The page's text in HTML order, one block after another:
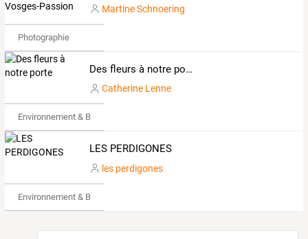
Martine Schnoering
Photographie
Des fleurs à notre porte
Catherine Lenne
Environnement & Bio
LES PERDIGONES
les perdigones
Environnement & Bio